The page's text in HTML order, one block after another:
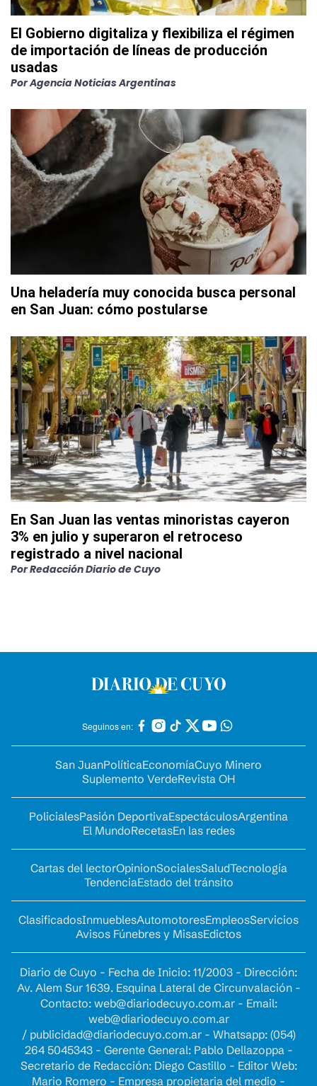
El Gobierno digitaliza y flexibiliza el régimen
de importación de líneas de producción
usadas
PorAgencia Noticias Argentinas
Una heladería muy conocida busca personal
en San Juan: cómo postularse
En San Juan las ventas minoristas cayeron
3% en julio y superaron el retroceso
registrado a nivel nacional
PorRedacción Diario de Cuyo
Seguinos en:
San JuanPolíticaEconomíaCuyo Minero
Suplemento VerdeRevista OH
PolicialesPasión DeportivaEspectáculosArgentina
El MundoRecetasEn las redes
Cartas del lectorOpinionSocialesSaludTecnología
TendenciaEstado del tránsito
ClasificadosInmueblesAutomotoresEmpleosServicios
Avisos Fúnebres y MisasEdictos
Diario de Cuyo - Fecha de Inicio: 11/2003 - Dirección:
Av. Alem Sur 1639. Esquina Lateral de Circunvalación -
Contacto: web@diariodecuyo.com.ar- Email:
web@diariodecuyo.com.ar
/ publicidad@diariodecuyo.com.ar- Whatsapp: (054)
264 5045343 - Gerente General: Pablo Dellazoppa -
Secretario de Redacción: Diego Castillo - Editor Web:
Mario Romero - Empresa propietaria del medio -